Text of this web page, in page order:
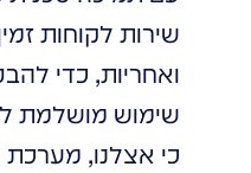
שירות לקוחות
ואחריות, כדי
שימוש מושלמת
כי אצלנו,